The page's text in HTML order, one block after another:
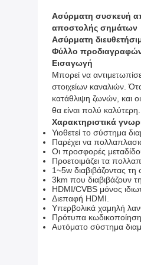
Ασύρματη συσκευή
αποστολής σημάτων
Ασύρματη
Φύλλο
Εισαγωγή
Μπορεί να
στοιχείων καναλιών.
κατάθλιψη ζωνών, και
θα είναι πολύ καλύτερη.
Χαρακτηριστικά
Υιοθετεί το σύστημα
Παρέχει να
Οι προσφορές
Προετοιμάζει τα
1~5w διαβιβάζοντας τη
3km που διαβιβάζουν
HDMI/CVBS μόνος
Διεπαφή HDMI.
Υπερβολικά χαμηλή
Πρότυπα
Αυτόματο σύστημα